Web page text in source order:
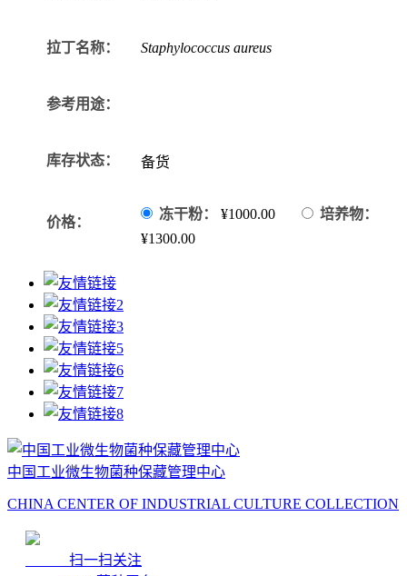
拉丁名称： Staphylococcus aureus
参考用途：
库存状态： 备货
价格：
冻干粉： ¥1000.00
培养物：
¥1300.00
中国工业微生物菌种保藏管理中心
CHINA CENTER OF INDUSTRIAL CULTURE COLLECTION
扫一扫关注